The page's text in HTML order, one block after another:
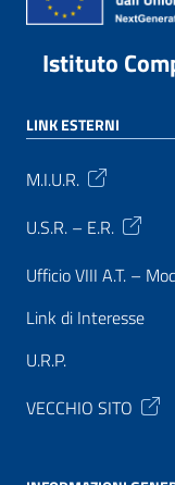
Istituto
LINK ESTERNI
M.I.U.R.
U.S.R. – E.R.
Ufficio VIII A.T. –
Link di Interesse
U.R.P.
VECCHIO SITO